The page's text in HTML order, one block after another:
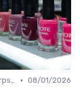
Soins du Corps Bio • 08/01/2026